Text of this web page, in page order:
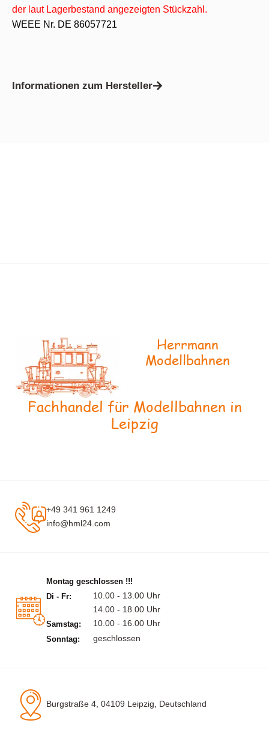
der laut Lagerbestand angezeigten Stückzahl.
WEEE Nr. DE 86057721
Informationen zum Hersteller
Herrmann
Modellbahnen
Fachhandel für Modellbahnen in
Leipzig
+49 341 961 1249
info@hml24.com
Montag geschlossen !!!
Di - Fr:
10.00 - 13.00 Uhr
14.00 - 18.00 Uhr
Samstag: 10.00 - 16.00 Uhr
Sonntag: geschlossen
Burgstraße 4, 04109 Leipzig, Deutschland